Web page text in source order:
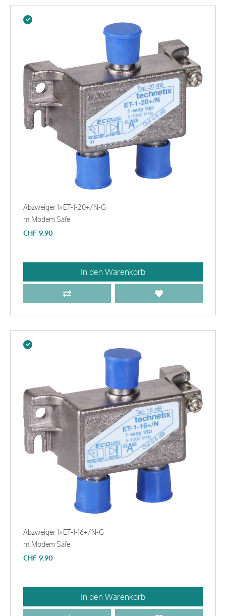
Abzweiger 1×ET-1-20+/N-G
m.Modem Safe
CHF 9.90
In den Warenkorb
Abzweiger 1×ET-1-16+/N-G
m.Modem Safe
CHF 9.90
In den Warenkorb